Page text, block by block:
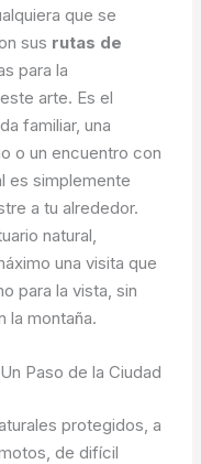
que se
sus rutas de
para la
arte. Es el
familiar, una
o un encuentro con
es simplemente
a tu alrededor.
natural,
una visita que
para la vista, sin
la montaña.
Paso de la Ciudad
protegidos, a
de difícil